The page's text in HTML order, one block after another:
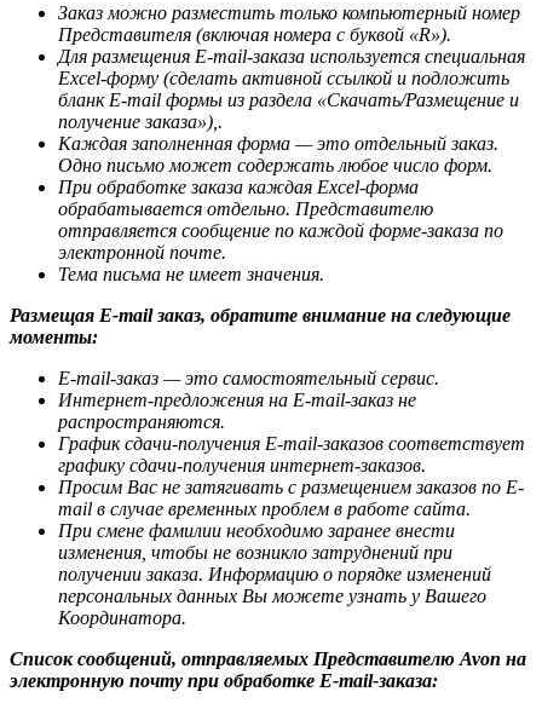
Заказ можно разместить только компьютерный номер
Представителя (включая номера с буквой «R»).
Для размещения E-mail-заказа используется специальная
Excel-форму (сделать активной ссылкой и подложить
бланк E-mail формы из раздела «Скачать/Размещение и
получение заказа»),.
Каждая заполненная форма — это отдельный заказ.
Одно письмо может содержать любое число форм.
При обработке заказа каждая Excel-форма
обрабатывается отдельно. Представителю
отправляется сообщение по каждой форме-заказа по
электронной почте.
Тема письма не имеет значения.
Размещая E-mail заказ, обратите внимание на следующие
моменты:
E-mail-заказ — это самостоятельный сервис.
Интернет-предложения на E-mail-заказ не
распространяются.
График сдачи-получения E-mail-заказов соответствует
графику сдачи-получения интернет-заказов.
Просим Вас не затягивать с размещением заказов по E-
mail в случае временных проблем в работе сайта.
При смене фамилии необходимо заранее внести
изменения, чтобы не возникло затруднений при
получении заказа. Информацию о порядке изменений
персональных данных Вы можете узнать у Вашего
Координатора.
Список сообщений, отправляемых Представителю Avon на
электронную почту при обработке E-mail-заказа: